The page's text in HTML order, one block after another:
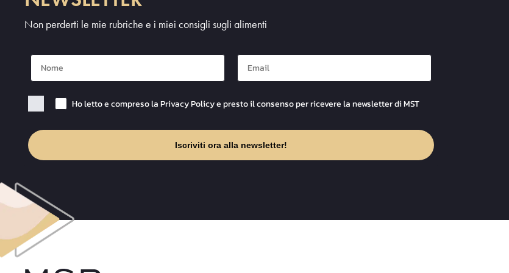
Non perderti le mie rubriche e i miei consigli sugli alimenti
Nome Mail
Checkbox PrivacyHo letto e compreso la Privacy Policy e presto il consenso per ricevere la newsletter di MST
Iscriviti ora alla newsletter!